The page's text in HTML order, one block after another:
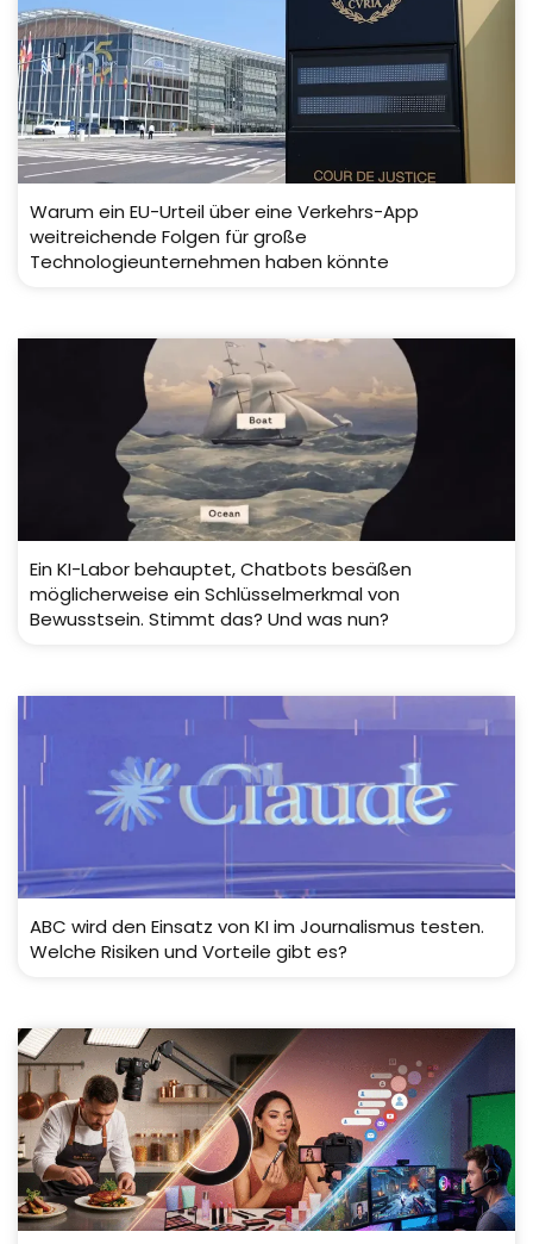
Warum ein EU-Urteil über eine Verkehrs-App
weitreichende Folgen für große
Technologieunternehmen haben könnte
Ein KI-Labor behauptet, Chatbots besäßen
möglicherweise ein Schlüsselmerkmal von
Bewusstsein. Stimmt das? Und was nun?
ABC wird den Einsatz von KI im Journalismus testen.
Welche Risiken und Vorteile gibt es?